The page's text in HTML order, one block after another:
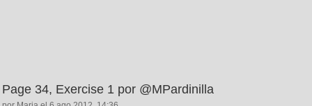
Page 34, Exercise 1 por @MPardinilla